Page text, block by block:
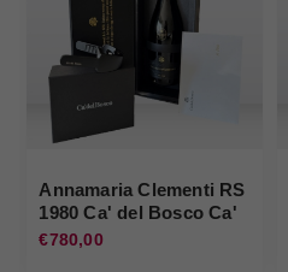
Annamaria Clementi RS
1980 Ca' del Bosco Ca'
del Bosco
€780,00